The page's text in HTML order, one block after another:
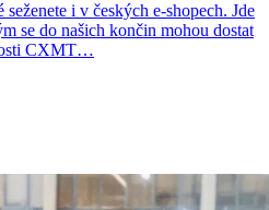
i v českých e-shopech. Jde
se do našich končin mohou dostat
CXMT…